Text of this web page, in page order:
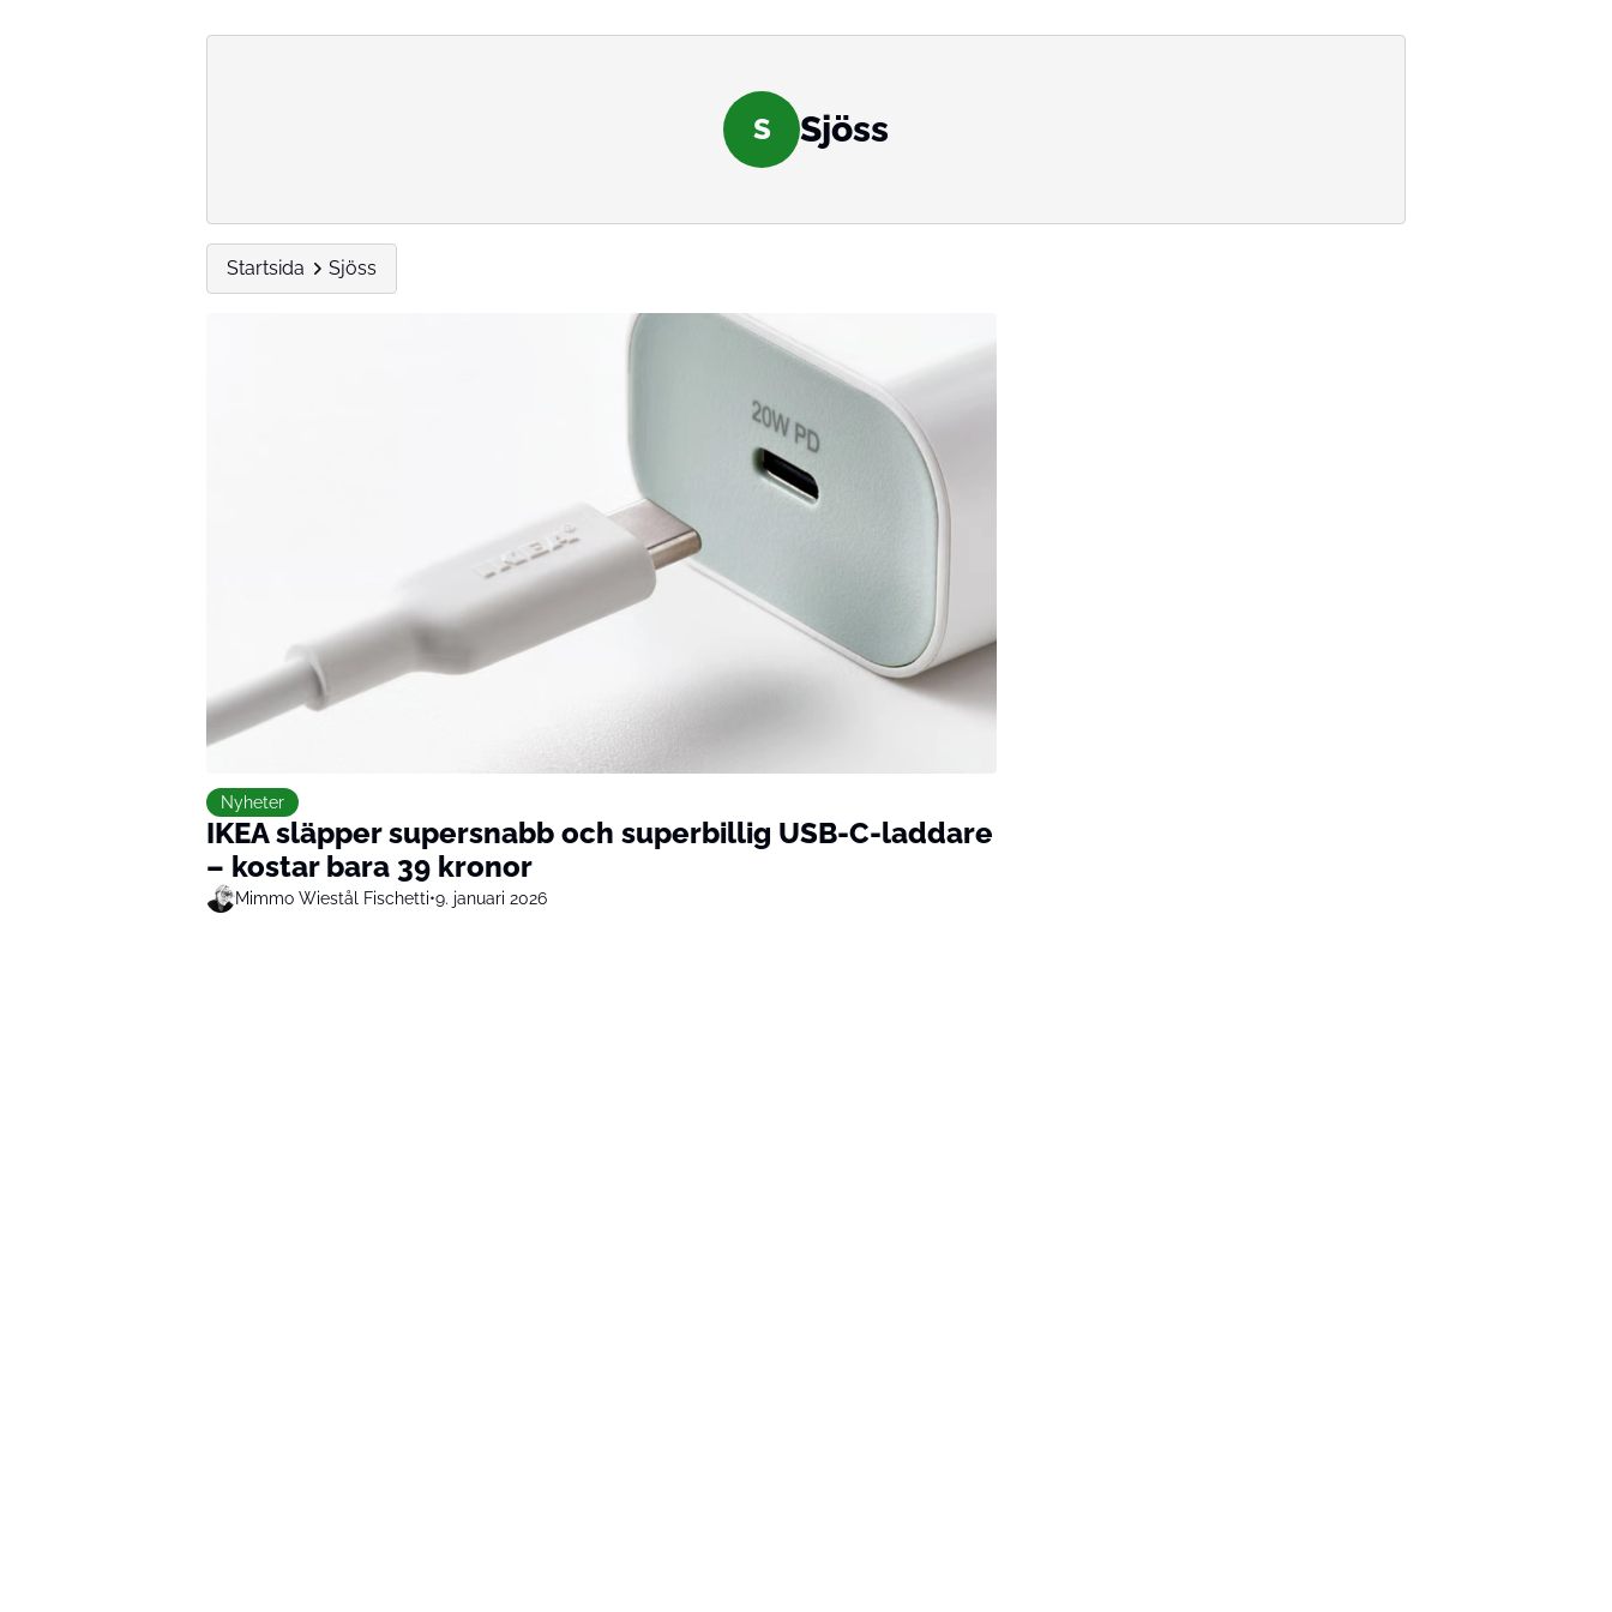
S Sjöss
Startsida Sjöss
Nyheter
IKEA släpper supersnabb och superbillig USB-C-laddare
– kostar bara 39 kronor
Mimmo Wiestål Fischetti•9. januari 2026